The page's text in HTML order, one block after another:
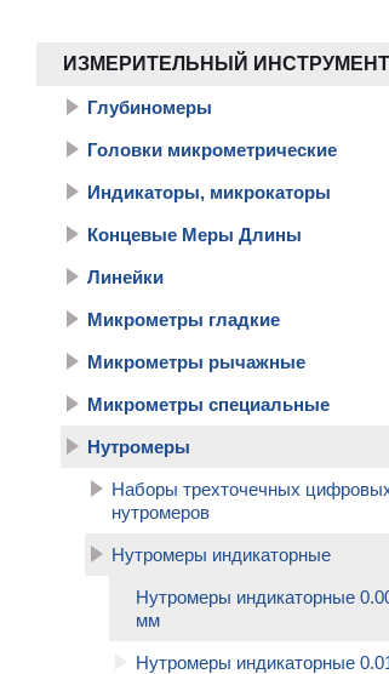
ИЗМЕРИТЕЛЬНЫЙ ИНСТРУМЕНТ
Глубиномеры
Головки микрометрические
Индикаторы, микрокаторы
Концевые Меры Длины
Линейки
Микрометры гладкие
Микрометры рычажные
Микрометры специальные
Нутромеры
Наборы трехточечных
нутромеров
Нутромеры индикаторные
Нутромеры индикаторные
мм
Нутромеры индикаторные